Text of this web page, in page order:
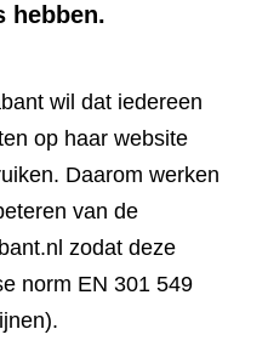
hebben.
wil dat iedereen
op haar website
Daarom werken
van de
zodat deze
norm EN 301 549